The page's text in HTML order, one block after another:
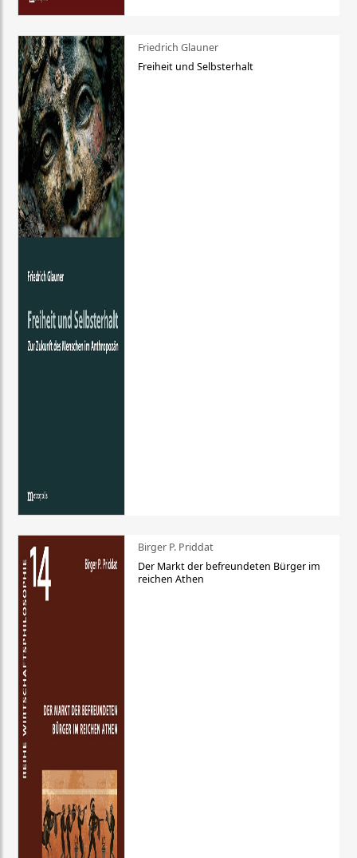
Friedrich Glauner
Freiheit und Selbsterhalt
Birger P. Priddat
Der Markt der befreundeten Bürger im
reichen Athen